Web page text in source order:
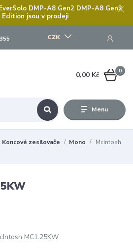
DMP-A8 Gen2 DMP-A8 Gen2
jsou v prodeji
Menu
CZK
0
0,00 Kč
Koncové zesilovače Mono
McIntosh